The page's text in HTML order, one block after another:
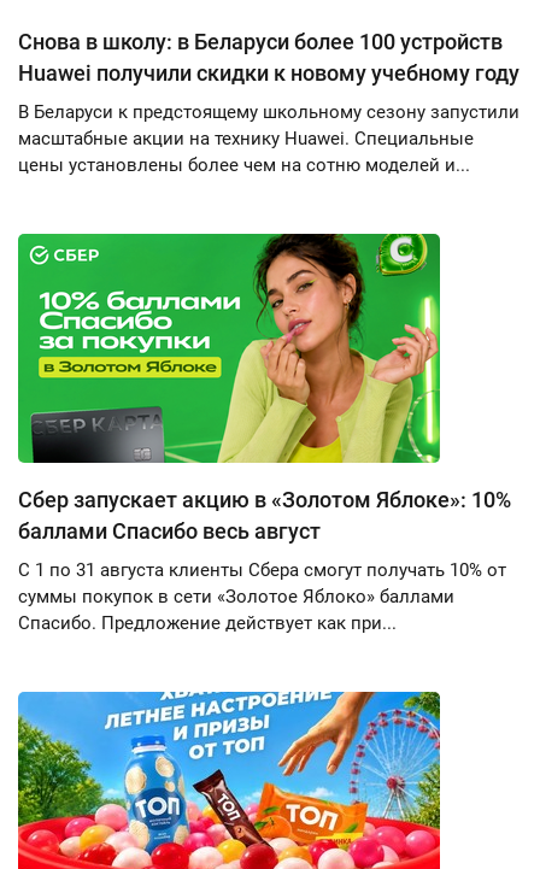
Снова в школу: в Беларуси более 100 устройств
Huawei получили скидки к новому учебному году
В Беларуси к предстоящему школьному сезону запустили
масштабные акции на технику Huawei. Специальные
цены установлены более чем на сотню моделей и...
Сбер запускает акцию в «Золотом Яблоке»: 10%
баллами Спасибо весь август
С 1 по 31 августа клиенты Сбера смогут получать 10% от
суммы покупок в сети «Золотое Яблоко» баллами
Спасибо. Предложение действует как при...